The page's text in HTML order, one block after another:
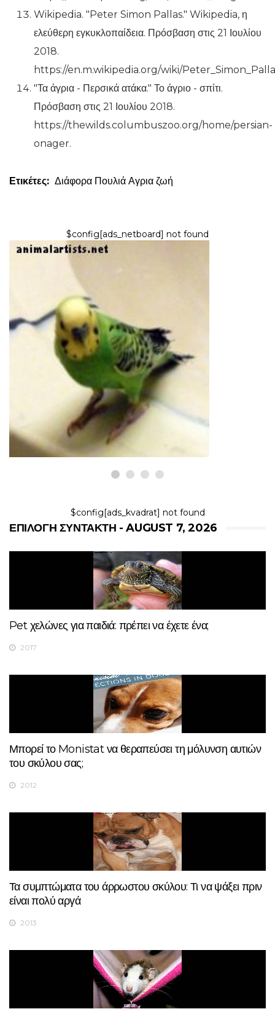
Wikipedia. "Peter Simon Pallas." Wikipedia, η
ελεύθερη εγκυκλοπαίδεια. Πρόσβαση στις 21 Ιουλίου
2018.
https://en.m.wikipedia.org/wiki/
"Τα άγρια ​​- Περσικά ατάκα." Το άγριο - σπίτι.
Πρόσβαση στις 21 Ιουλίου 2018.
https://thewilds.columbuszoo.org/home/persian-
onager.
Ετικέτες: Διάφορα Πουλιά Αγρια ζωή
$config[ads_netboard] not found
ΠΟΥΛΙΆ
Πώς να εισαγάγετε ένα νέο
παπαγάλο στο σμήνος σας
$config[ads_kvadrat] not found
ΕΠΙΛΟΓΉ ΣΥΝΤΆΚΤΗ - AUGUST 7, 2026
Pet χελώνες για παιδιά: πρέπει να έχετε ένα;
2017
Μπορεί το Monistat να θεραπεύσει τη μόλυνση αυτιών
του σκύλου σας;
2012
Τα συμπτώματα του άρρωστου σκύλου: Τι να ψάξει πριν
είναι πολύ αργά
2013